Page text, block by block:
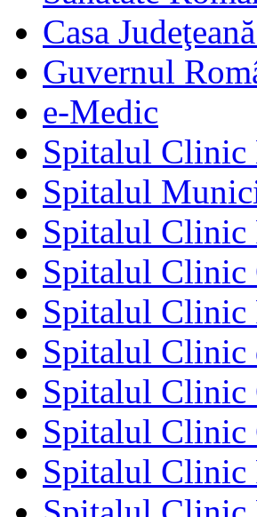
Casa
Guvernul
e-Medic
Spitalul Clinic
Spitalul
Spitalul Clinic
Spitalul Clinic
Spitalul Clinic
Spitalul Clinic
Spitalul Clinic
Spitalul Clinic
Spitalul Clinic